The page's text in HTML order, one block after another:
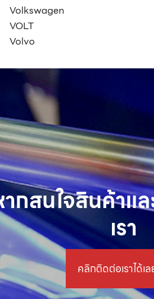
Volkswagen
VOLT
Volvo
กสนใจสินค้าแ
เรา
คลิกติดต่อเราได้เล